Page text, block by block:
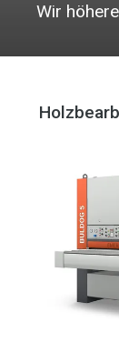
Wir